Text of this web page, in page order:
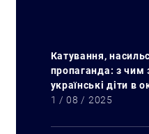
Катування,
пропаганда: з чим
українські діти в
1 / 08 / 2025